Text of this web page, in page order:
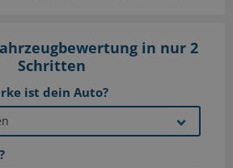
in nur 2
Schritten
ist dein Auto?